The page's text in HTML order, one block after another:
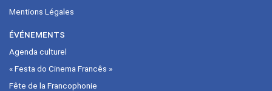
Mentions Légales
ÉVÉNEMENTS
Agenda culturel
« Festa do Cinema Francês »
Fête de la Francophonie